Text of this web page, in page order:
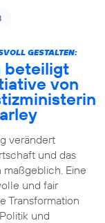
GESTALTEN:
beteiligt
von
verändert
und das
Eine
und fair
Transformation
und